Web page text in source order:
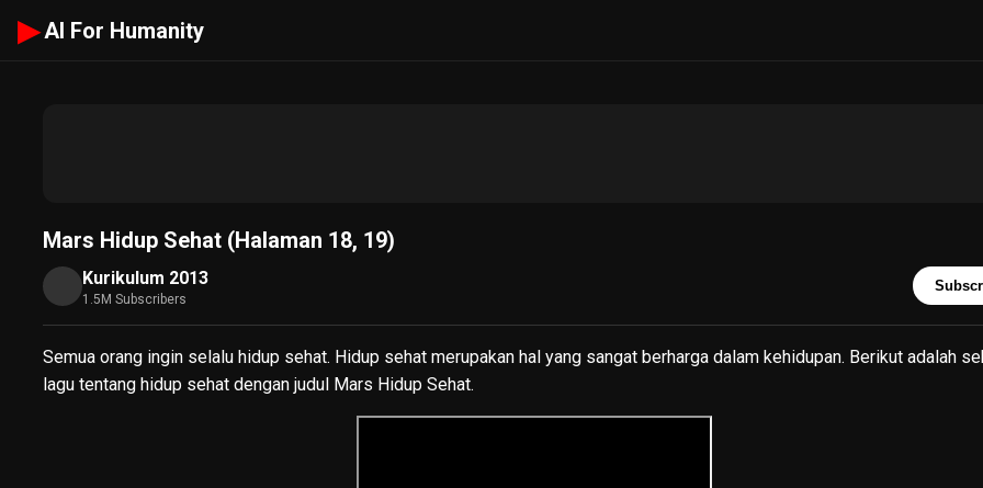
▶ AI For Humanity
Mars Hidup Sehat (Halaman 18, 19)
Kurikulum 2013
1.5M Subscribers
Semua orang ingin selalu hidup sehat. Hidup sehat merupakan hal yang sangat berharga dalam kehidupan. Berikut adalah
lagu tentang hidup sehat dengan judul Mars Hidup Sehat.